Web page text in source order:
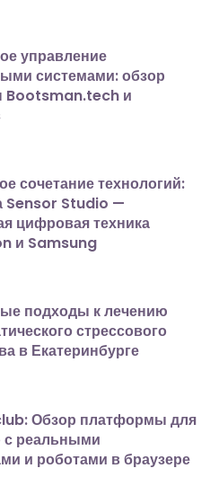
управление
системами: обзор
и
сочетание технологий:
Sensor Studio —
цифровая техника
и Samsung
подходы к лечению
стрессового
в Екатеринбурге
Обзор платформы для
с реальными
и роботами в браузере